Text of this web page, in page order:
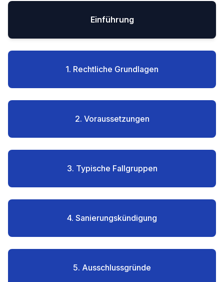
Einführung
1. Rechtliche Grundlagen
2. Voraussetzungen
3. Typische Fallgruppen
4. Sanierungskündigung
5. Ausschlussgründe